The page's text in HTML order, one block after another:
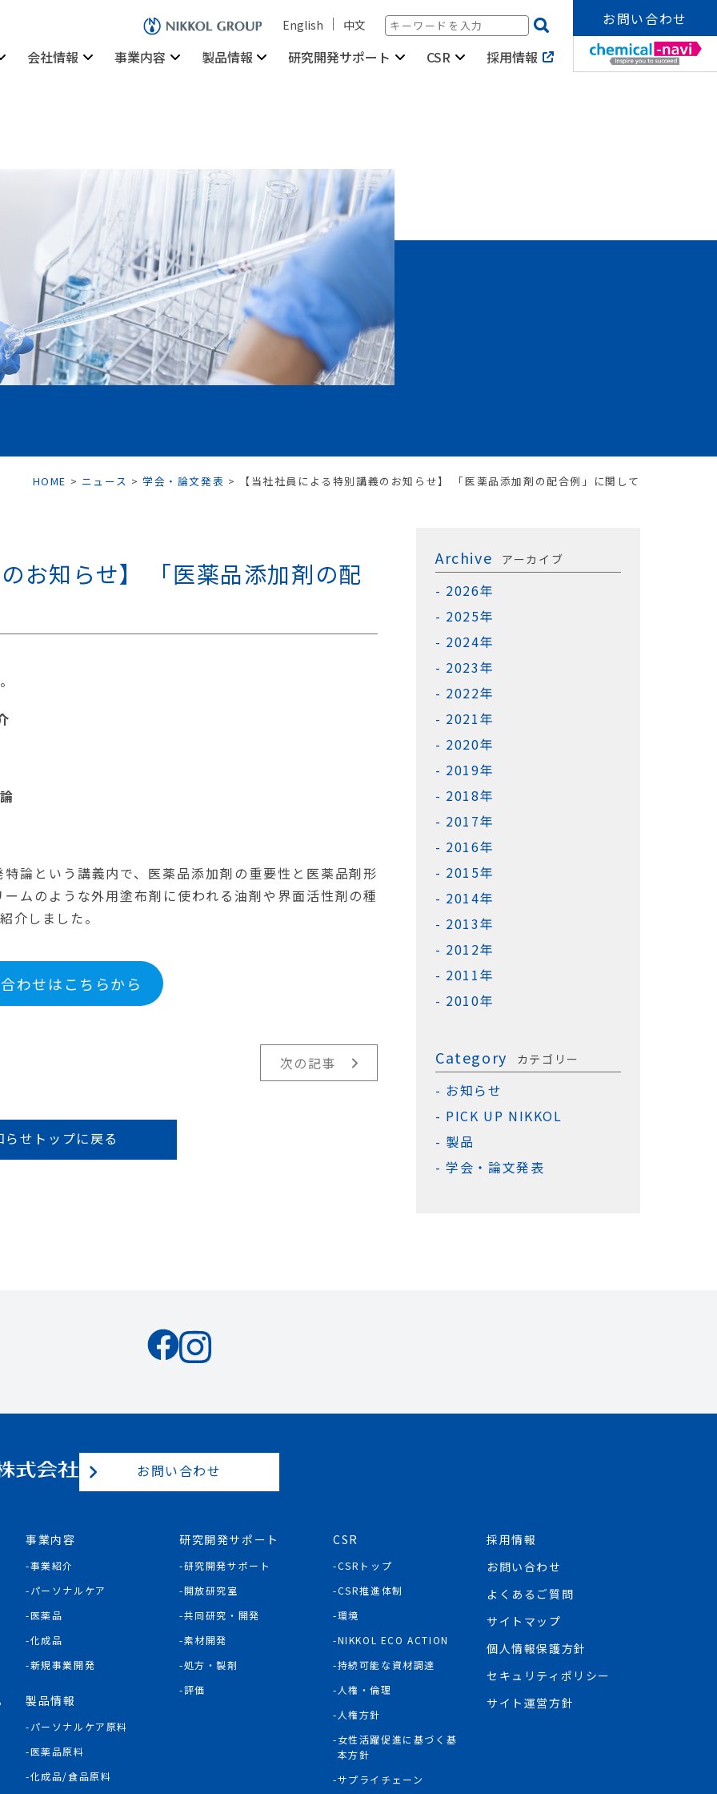
English 中文
会社情報 事業内容 製品情報 研究開発サポート CSR 採用情報
お問い合わせ
HOME > ニュース > 学会・論文発表 > 【当社社員による特別講義のお知らせ】 「医薬品添加剤の配合例」に関して
お知らせ】 「医薬品添加剤の配
論という講義内で、医薬品添加剤の重要性と医薬品剤形
ムのような外用塗布剤に使われる油剤や界面活性剤の種
介しました。
わせはこちらから
次の記事
らせトップに戻る
Archive アーカイブ
2026年
2025年
2024年
2023年
2022年
2021年
2020年
2019年
2018年
2017年
2016年
2015年
2014年
2013年
2012年
2011年
2010年
Category カテゴリー
お知らせ
PICK UP NIKKOL
製品
学会・論文発表
お問い合わせ
事業内容
事業紹介
パーソナルケア
医薬品
化成品
新規事業開発
製品情報
パーソナルケア原料
医薬品原料
化成品/食品原料
研究開発サポート
研究開発サポート
開放研究室
共同研究・開発
素材開発
処方・製剤
評価
CSR
CSRトップ
CSR推進体制
環境
NIKKOL ECO ACTION
持続可能な資材調達
人権・倫理
人権方針
女性活躍促進に基づく基
本方針
サプライチェーン
採用情報
お問い合わせ
よくあるご質問
サイトマップ
個人情報保護方針
セキュリティポリシー
サイト運営方針